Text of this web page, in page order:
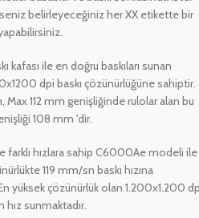
belirleyeceğiniz her XX etikette bir
kafası ile en doğru baskıları sunan
dpi baskı çözünürlüğüne sahiptir.
112 mm genişliğinde rulolar alan bu
108 mm 'dir.
farklı hızlara sahip C6000Ae modeli ile
119 mm/sn baskı hızına
yüksek çözünürlük olan 1.200x1.200
sunmaktadır.